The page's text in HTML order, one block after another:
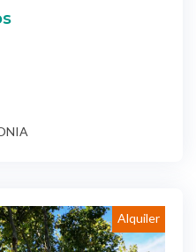
Alquiler